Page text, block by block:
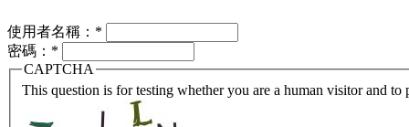
使用者名稱： *
密碼： *
CAPTCHA
This question is for testing whether you are a human visitor and to